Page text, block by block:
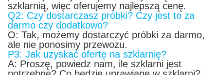
szklarnią, więc oferujemy najlepszą cenę.
Q2: Czy dostarczasz próbki? Czy jest to za
darmo czy dodatkowo?
O: Tak, możemy dostarczyć próbki za darmo,
ale nie ponosimy przewozu.
P3: Jak uzyskać ofertę na szklarnię?
A: Proszę, powiedz nam, ile szklarni jest